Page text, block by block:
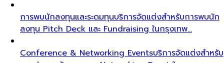
การพบนักลงทุนและระดมทุนบริการจัดแต่งสำหรับการพบนัก
ลงทุน Pitch Deck และ Fundraising ในกรุงเทพ…
Conference & Networking Eventsบริการจัดแต่งสำหรับ